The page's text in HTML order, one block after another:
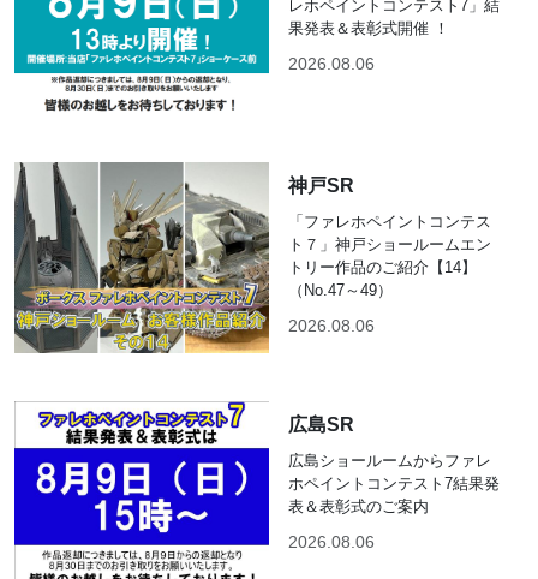
レホペイントコンテスト7」結
果発表＆表彰式開催 ！
2026.08.06
神戸SR
「ファレホペイントコンテス
ト７」神戸ショールームエン
トリー作品のご紹介【14】
（No.47～49）
2026.08.06
広島SR
広島ショールームからファレ
ホペイントコンテスト7結果発
表＆表彰式のご案内
2026.08.06